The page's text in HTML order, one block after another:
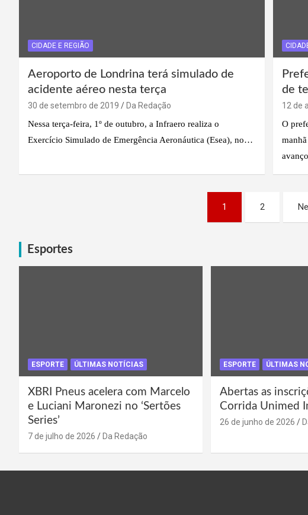
CIDADE E REGIÃO
Aeroporto de Londrina terá simulado de
acidente aéreo nesta terça
30 de setembro de 2019
Da Redação
Nessa terça-feira, 1º de outubro, a Infraero realiza o
Exercício Simulado de Emergência Aeronáutica (Esea), no…
de
12 de
O
posts
1 2
Esportes
ESPORTE ÚLTIMAS NOTÍCIAS
XBRI Pneus acelera com Marcelo
e Luciani Maronezi no ‘Sertões
Series’
7 de julho de 2026 Da Redação
ESPORTE ÚLTIMAS
Abertas as
Corrida Unimed
26 de junho de 2026